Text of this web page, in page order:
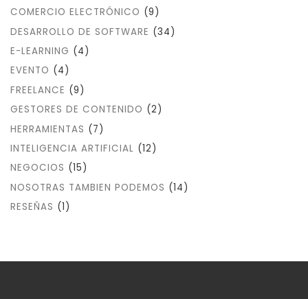
COMERCIO ELECTRÓNICO (9)
DESARROLLO DE SOFTWARE (34)
E-LEARNING (4)
EVENTO (4)
FREELANCE (9)
GESTORES DE CONTENIDO (2)
HERRAMIENTAS (7)
INTELIGENCIA ARTIFICIAL (12)
NEGOCIOS (15)
NOSOTRAS TAMBIEN PODEMOS (14)
RESEÑAS (1)